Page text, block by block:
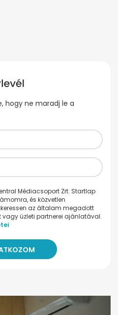
hogy ne maradj le a
Médiacsoport Zrt. Startlap
és közvetlen
az általam megadott
vagy üzleti partnerei ajánlatával.